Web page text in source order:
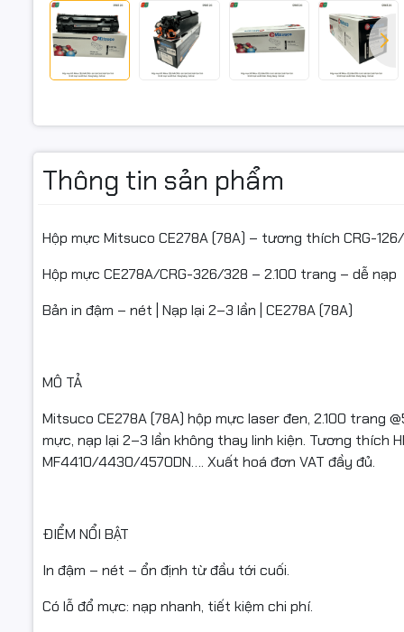
Thông tin sản phẩm
Hộp mực Mitsuco CE278A (78A) – tương thích CRG-
Hộp mực CE278A/CRG-326/328 – 2.100 trang – dễ nạp
Bản in đậm – nét | Nạp lại 2–3 lần | CE278A (78A)
MÔ TẢ
Mitsuco CE278A (78A) hộp mực laser đen, 2.100 trang
mực, nạp lại 2–3 lần không thay linh kiện. Tương thích
MF4410/4430/4570DN…. Xuất hoá đơn VAT đầy đủ.
ĐIỂM NỔI BẬT
In đậm – nét – ổn định từ đầu tới cuối.
Có lỗ đổ mực: nạp nhanh, tiết kiệm chi phí.
ĐIỂM NỔI
In đậm –
Tiết kiệm
THÔNG
Thương
Thiết kế:
Tình